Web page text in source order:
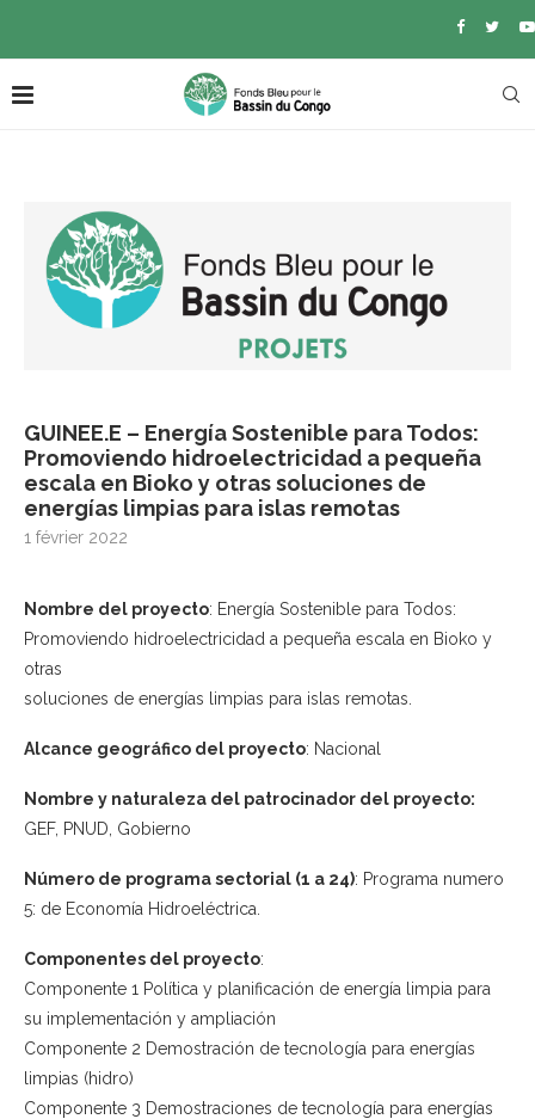
GUINEE.E – Energía Sostenible para Todos:
Promoviendo hidroelectricidad a pequeña
escala en Bioko y otras soluciones de
energías limpias para islas remotas
1 février 2022
Nombre del proyecto: Energía Sostenible para Todos:
Promoviendo hidroelectricidad a pequeña escala en Bioko y
otras
soluciones de energías limpias para islas remotas.
Alcance geográfico del proyecto: Nacional
Nombre y naturaleza del patrocinador del proyecto:
GEF, PNUD, Gobierno
Número de programa sectorial (1 a 24): Programa numero
5: de Economía Hidroeléctrica.
Componentes del proyecto:
Componente 1 Política y planificación de energía limpia para
su implementación y ampliación
Componente 2 Demostración de tecnología para energías
limpias (hidro)
Componente 3 Demostraciones de tecnología para energías